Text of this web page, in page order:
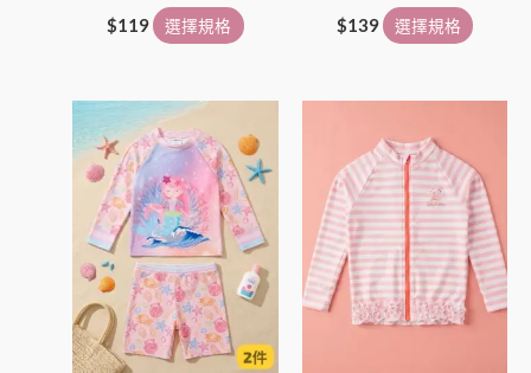
$119 選擇規格
$139 選擇規格
產
品
有
多
種
款
可
品
有
多
種
款
式。